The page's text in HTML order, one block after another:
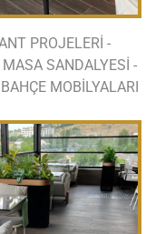
PROJELERİ -
SANDALYESİ -
MOBİLYALARI